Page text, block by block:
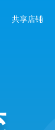
共享店铺